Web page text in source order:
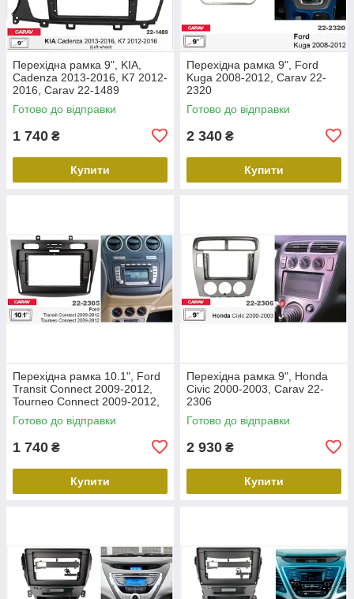
Перехідна рамка 9", KIA,
Cadenza 2013-2016, K7 2012-
2016, Carav 22-1489
Готово до відправки
1 740 ₴
Купити
Перехідна рамка 9", Ford
Kuga 2008-2012, Carav 22-
2320
Готово до відправки
2 340 ₴
Купити
Перехідна рамка 10.1", Ford
Transit Connect 2009-2012,
Tourneo Connect 2009-2012,
Carav 22-2305
Готово до відправки
1 740 ₴
Купити
Перехідна рамка 9", Honda
Civic 2000-2003, Carav 22-
2306
Готово до відправки
2 930 ₴
Купити